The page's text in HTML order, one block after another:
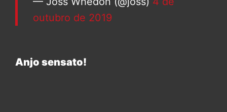
outubro de 2019
Anjo sensato!